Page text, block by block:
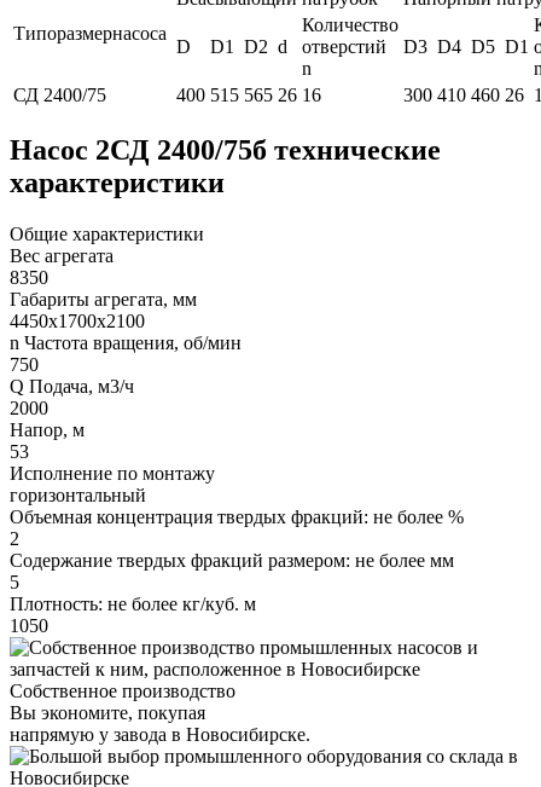
Типоразмернасоса
D D1 D2 d
Количество
отверстий
n
D3 D4 D5 D1
СД 2400/75
400 515 565 26 16 300 410 460 26
Насос 2СД 2400/75б технические
характеристики
Общие характеристики
Вес агрегата
8350
Габариты агрегата, мм
4450х1700х2100
n Частота вращения, об/мин
750
Q Подача, м3/ч
2000
Напор, м
53
Исполнение по монтажу
горизонтальный
Объемная концентрация твердых фракций: не более %
2
Содержание твердых фракций размером: не более мм
5
Плотность: не более кг/куб. м
1050
Собственное производство
Вы экономите, покупая
напрямую у завода в Новосибирске.